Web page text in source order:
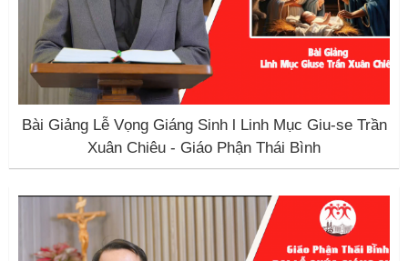
Bài Giảng Lễ Vọng Giáng Sinh l Linh Mục Giu-se Trần
Xuân Chiêu - Giáo Phận Thái Bình